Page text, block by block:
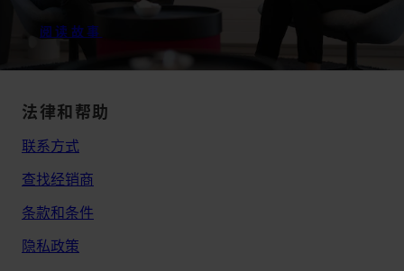
阅读故事
法律和帮助
联系方式
查找经销商
条款和条件
隐私政策